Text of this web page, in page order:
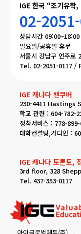
IGE 한국 “조기유학
02-
상담시간
일요일/공휴일 휴무
서울시 강남구 언주로
Tel. 02-2051-0117 /
IGE 캐나다 밴쿠버
230-4411 Hastings
학교 관련 : 604-782-
정착서비스 : 778-
대학컨설팅,가디언 :
IGE 캐나다 토론토,
3rd floor, 328
Tel. 437-353-0117